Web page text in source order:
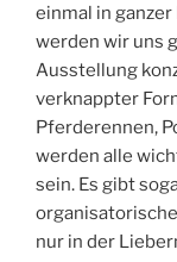
einmal in
werden wir uns
Ausstellung
verknappter
Pferderennen,
werden alle
sein. Es gibt
nur in der